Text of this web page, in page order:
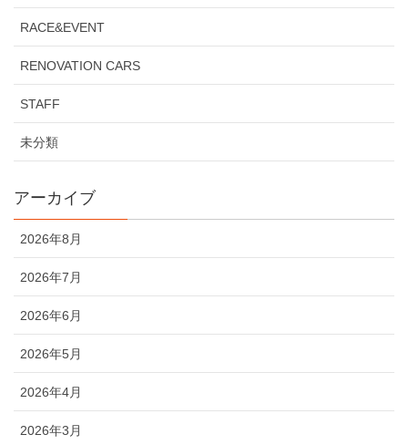
RACE&EVENT
RENOVATION CARS
STAFF
未分類
アーカイブ
2026年8月
2026年7月
2026年6月
2026年5月
2026年4月
2026年3月